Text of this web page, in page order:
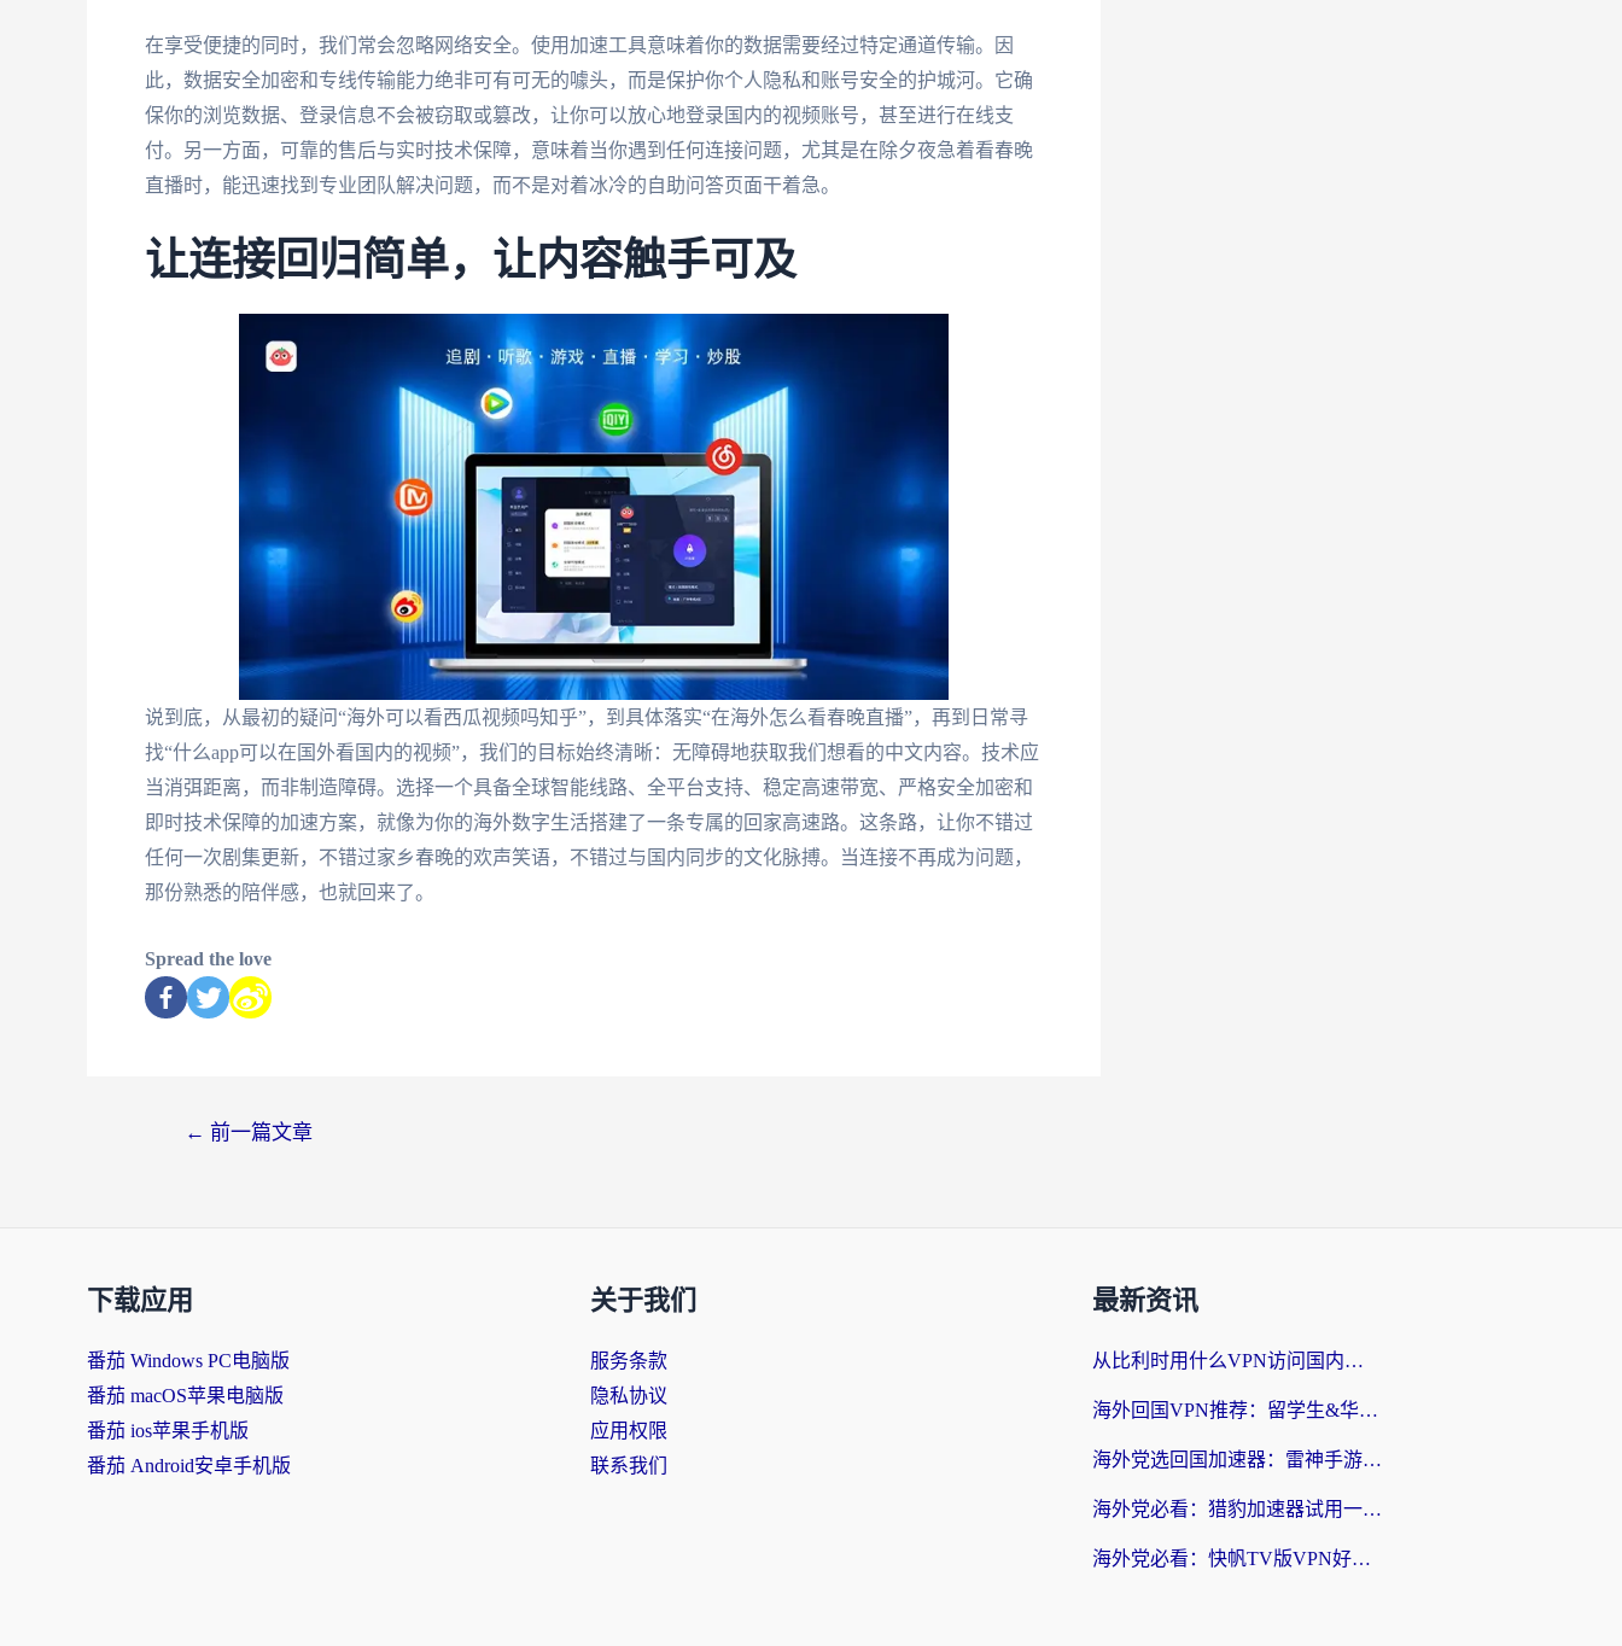
在享受便捷的同时，我们常会忽略网络安全。使用加速工具意味着你的数据需要经过特定通道传输。因
此，数据安全加密和专线传输能力绝非可有可无的噱头，而是保护你个人隐私和账号安全的护城河。它确
保你的浏览数据、登录信息不会被窃取或篡改，让你可以放心地登录国内的视频账号，甚至进行在线支
付。另一方面，可靠的售后与实时技术保障，意味着当你遇到任何连接问题，尤其是在除夕夜急着看春晚
直播时，能迅速找到专业团队解决问题，而不是对着冰冷的自助问答页面干着急。
让连接回归简单，让内容触手可及
说到底，从最初的疑问“海外可以看西瓜视频吗知乎”，到具体落实“在海外怎么看春晚直播”，再到日常寻
找“什么app可以在国外看国内的视频”，我们的目标始终清晰：无障碍地获取我们想看的中文内容。技术应
当消弭距离，而非制造障碍。选择一个具备全球智能线路、全平台支持、稳定高速带宽、严格安全加密和
即时技术保障的加速方案，就像为你的海外数字生活搭建了一条专属的回家高速路。这条路，让你不错过
任何一次剧集更新，不错过家乡春晚的欢声笑语，不错过与国内同步的文化脉搏。当连接不再成为问题，
那份熟悉的陪伴感，也就回来了。
Spread the love
← 前一篇文章
下载应用
番茄 Windows PC电脑版
番茄 macOS苹果电脑版
番茄 ios苹果手机版
番茄 Android安卓手机版
关于我们
服务条款
隐私协议
应用权限
联系我们
最新资讯
从比利时用什么VPN访问国内？3年海外党亲测有效的无缝回国上网指南
海外回国VPN推荐：留学生&华人无缝访问国内资源的实用指南
海外党选回国加速器：雷神手游和SpeedCN哪个好？附避坑指南
海外党必看：猎豹加速器试用一小时后，我终于找到无缝访问国内资源的正确姿势
海外党必看：快帆TV版VPN好用吗？和畅游VPN对比哪个回国效果更好？附实用选择指南